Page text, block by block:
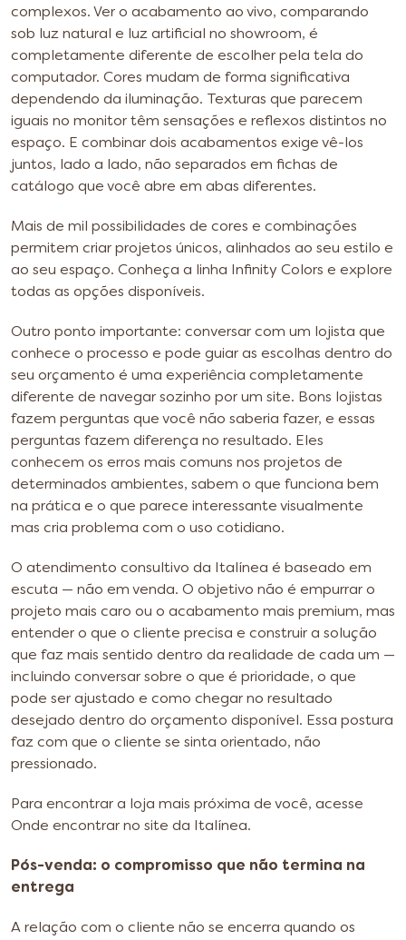
complexos. Ver o acabamento ao vivo, comparando
sob luz natural e luz artificial no showroom, é
completamente diferente de escolher pela tela do
computador. Cores mudam de forma significativa
dependendo da iluminação. Texturas que parecem
iguais no monitor têm sensações e reflexos distintos no
espaço. E combinar dois acabamentos exige vê-los
juntos, lado a lado, não separados em fichas de
catálogo que você abre em abas diferentes.
Mais de mil possibilidades de cores e combinações
permitem criar projetos únicos, alinhados ao seu estilo e
ao seu espaço. Conheça a linha Infinity Colors e explore
todas as opções disponíveis.
Outro ponto importante: conversar com um lojista que
conhece o processo e pode guiar as escolhas dentro do
seu orçamento é uma experiência completamente
diferente de navegar sozinho por um site. Bons lojistas
fazem perguntas que você não saberia fazer, e essas
perguntas fazem diferença no resultado. Eles
conhecem os erros mais comuns nos projetos de
determinados ambientes, sabem o que funciona bem
na prática e o que parece interessante visualmente
mas cria problema com o uso cotidiano.
O atendimento consultivo da Italínea é baseado em
escuta — não em venda. O objetivo não é empurrar o
projeto mais caro ou o acabamento mais premium, mas
entender o que o cliente precisa e construir a solução
que faz mais sentido dentro da realidade de cada um —
incluindo conversar sobre o que é prioridade, o que
pode ser ajustado e como chegar no resultado
desejado dentro do orçamento disponível. Essa postura
faz com que o cliente se sinta orientado, não
pressionado.
Para encontrar a loja mais próxima de você, acesse
Onde encontrar no site da Italínea.
Pós-venda: o compromisso que não termina na
entrega
A relação com o cliente não se encerra quando os